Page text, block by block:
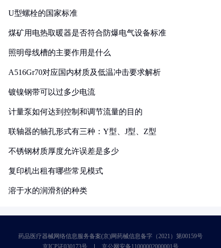
U型螺栓的国家标准
煤矿用电热取暖器是否符合防爆电气设备标准
照明母线槽的主要作用是什么
A516Gr70对应国内材质及低温冲击要求解析
镀镍钢带可以过多少电流
计量泵如何达到控制和调节流量的目的
联轴器的轴孔形式有三种：Y型、J型、Z型
不锈钢材质厚度允许误差是多少
复印机出租有哪些常见模式
溶于水的润滑剂的种类
药品医疗器械网络信息服务备案(京)网药械信息备字（2021）第00159号
京ICP证030173号
京公网安备11000002000001号